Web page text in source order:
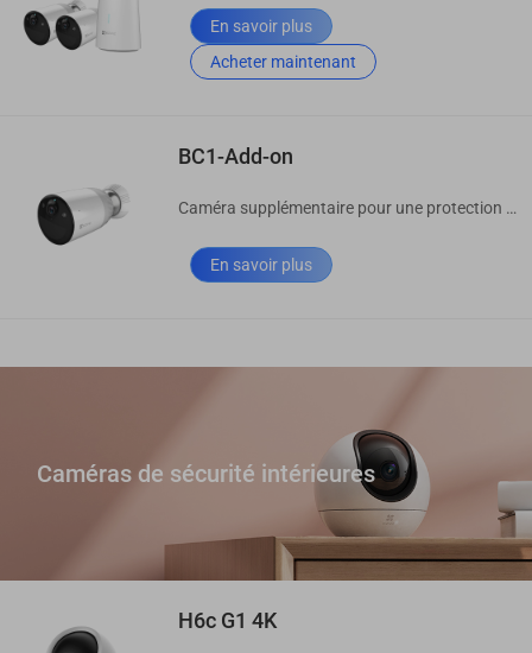
En savoir plus
Acheter maintenant
BC1-Add-on
Caméra supplémentaire pour une protection étendue.
En savoir plus
Caméras de sécurité intérieures
H6c G1 4K